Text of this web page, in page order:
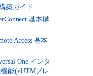
築ガイド
基本構
Access 基本
One インタ
能(vUTMプレ